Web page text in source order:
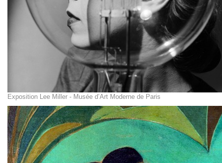
Exposition Lee Miller - Musée d’Art Moderne de Paris